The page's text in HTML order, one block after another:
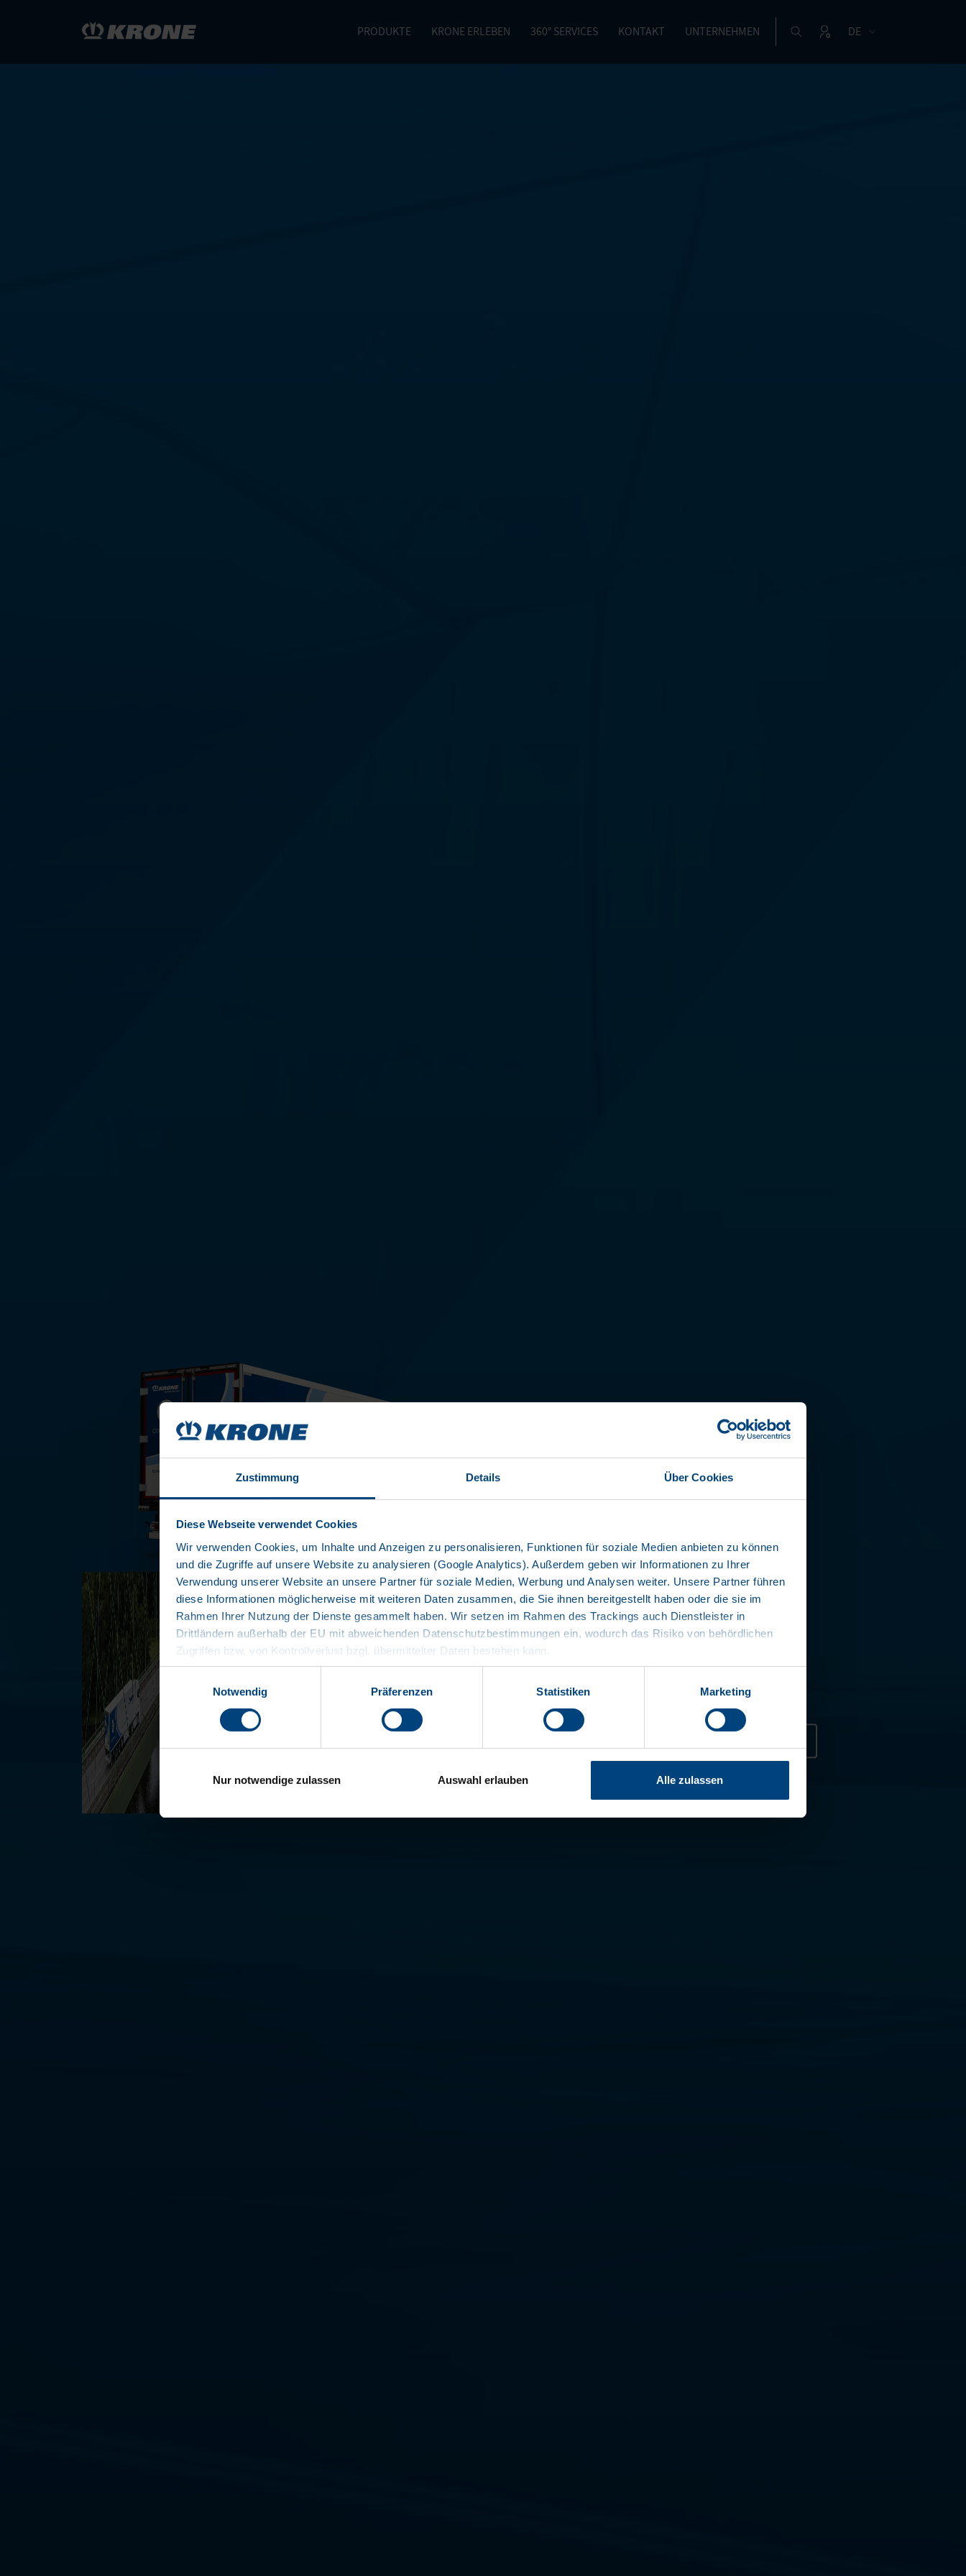
Zustimmung Details Über Cookies
Diese Webseite verwendet Cookies
Wir verwenden Cookies, um Inhalte und Anzeigen zu personalisieren, Funktionen für soziale Medien anbieten zu können
und die Zugriffe auf unsere Website zu analysieren (Google Analytics). Außerdem geben wir Informationen zu Ihrer
Verwendung unserer Website an unsere Partner für soziale Medien, Werbung und Analysen weiter. Unsere Partner führen
diese Informationen möglicherweise mit weiteren Daten zusammen, die Sie ihnen bereitgestellt haben oder die sie im
Rahmen Ihrer Nutzung der Dienste gesammelt haben. Wir setzen im Rahmen des Trackings auch Dienstleister in
Drittländern außerhalb der EU mit abweichenden Datenschutzbestimmungen ein, wodurch das Risiko von behördlichen
Zugriffen bzw. von Kontrollverlust bzgl. übermittelter Daten bestehen kann.
Datenschutzerklärung
Impressum
Notwendig
Präferenzen Statistiken Marketing
Nur notwendige zulassen Auswahl erlauben Alle zulassen
PRODUKTE KRONE ERLEBEN 360° SERVICES KONTAKT UNTERNEHMEN DE
+3
COOL LINER
Hervorragende Isolierung
Durchgehendes Chassis
Praxisgerechtes Heckportal